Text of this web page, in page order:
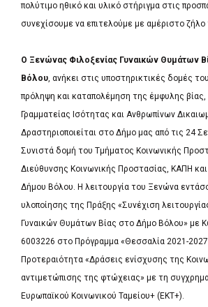
πολύτιμο ηθικό και υλικό στήριγμα στις
συνεχίσουμε να επιτελούμε με αμέριστο ζήλο
Ο Ξενώνας Φιλοξενίας Γυναικών Θυμάτων
Βόλου, ανήκει στις υποστηρικτικές δομές
πρόληψη και καταπολέμηση της έμφυλης βίας,
Γραμματείας Ισότητας και Ανθρωπίνων
Δραστηριοποιείται στο Δήμο μας από τις 24
Συνιστά δομή του Τμήματος Κοινωνικής
Διεύθυνσης Κοινωνικής Προστασίας, ΚΑΠΗ
Δήμου Βόλου. Η λειτουργία του Ξενώνα
υλοποίησης της Πράξης «Συνέχιση
Γυναικών Θυμάτων Βίας στο Δήμο Βόλου» με
6003226 στο Πρόγραμμα «Θεσσαλία 2021-
Προτεραιότητα «Δράσεις ενίσχυσης της
αντιμετώπισης της φτώχειας» με τη
Ευρωπαϊκού Κοινωνικού Ταμείου+ (ΕΚΤ+).